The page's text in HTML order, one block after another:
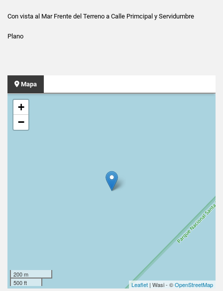
Con vista al Mar Frente del Terreno a Calle Primcipal y Servidumbre
Plano
Mapa
+
−
200 m
500 ft
Leaflet | Wasi - ©OpenStreetMap